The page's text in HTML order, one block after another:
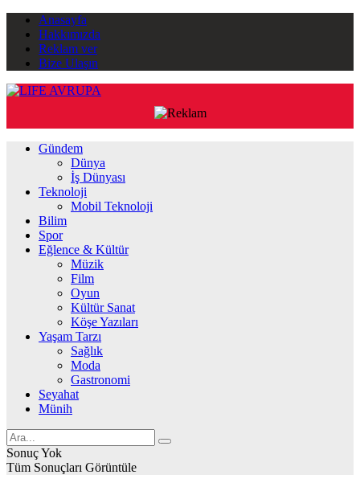
Anasayfa
Hakkımızda
Reklam ver
Bize Ulaşın
Gündem
Dünya
İş Dünyası
Teknoloji
Mobil Teknoloji
Bilim
Spor
Eğlence & Kültür
Müzik
Film
Oyun
Kültür Sanat
Köşe Yazıları
Yaşam Tarzı
Sağlık
Moda
Gastronomi
Seyahat
Münih
Sonuç Yok
Tüm Sonuçları Görüntüle